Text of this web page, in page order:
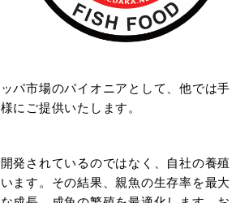
パ市場のパイオニアとして、他では手
にご提供いたします。
発されているのではなく、自社の養殖
ます。その結果、親魚の生存率を最大